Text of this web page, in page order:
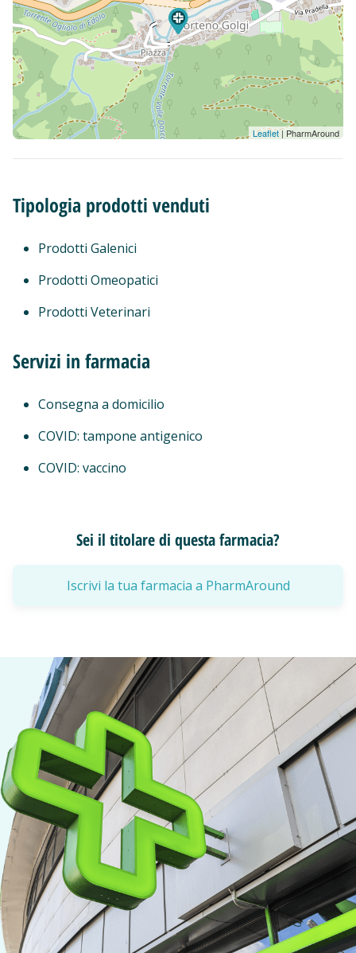
Leaflet| PharmAround
Tipologia prodotti venduti
Prodotti Galenici
Prodotti Omeopatici
Prodotti Veterinari
Servizi in farmacia
Consegna a domicilio
COVID: tampone antigenico
COVID: vaccino
Sei il titolare di questa farmacia?
Iscrivi la tua farmacia a PharmAround